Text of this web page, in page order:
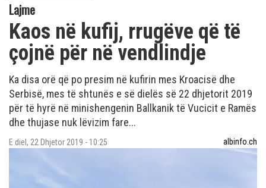
Lajme
Kaos në kufij, rrugëve që të
çojnë për në vendlindje
Ka disa orë që po presim në kufirin mes Kroacisë dhe
Serbisë, mes të shtunës e së dielës së 22 dhjetorit 2019
për të hyrë në minishengenin Ballkanik të Vucicit e Ramës
dhe thujase nuk lëvizim fare...
E diel, 22 Dhjetor 2019 - 10:25 albinfo.ch